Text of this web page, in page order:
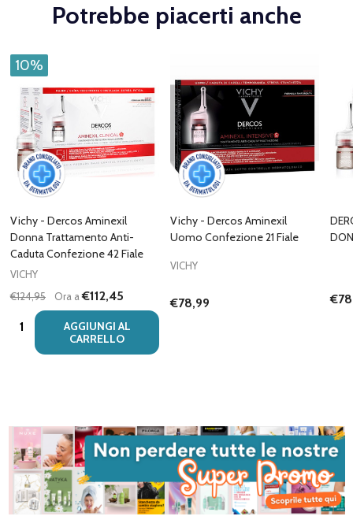
Potrebbe piacerti anche
10%
Vichy - Dercos Aminexil
Donna Trattamento Anti-
Caduta Confezione 42 Fiale
VICHY
€124,95
Ora a€112,45
Quantità:
AGGIUNGI AL
CARRELLO
Vichy - Dercos Aminexil
Uomo Confezione 21 Fiale
VICHY
€78,99